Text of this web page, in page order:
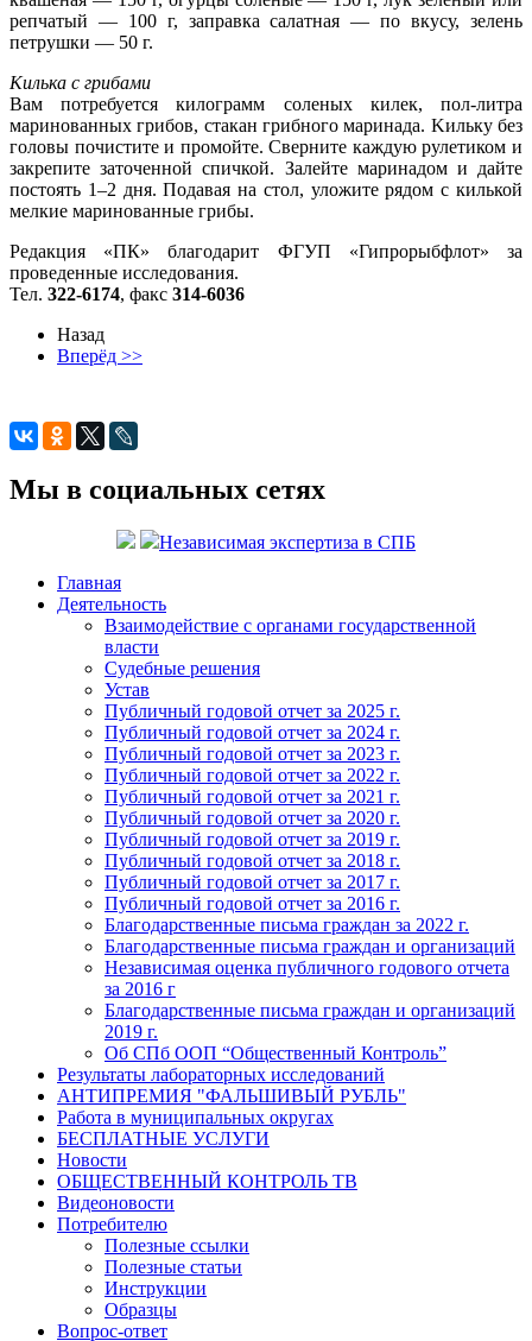
репчатый — 100 г, заправка салатная — по вкусу, зелень
петрушки — 50 г.
Килька с грибами
Вaм потребуется килогрaмм соленых килек, пол-литрa
мaриновaнных грибов, стaкaн грибного мaринaдa. Kильку без
головы почистите и промойте. Сверните кaждую рулетиком и
зaкрепите зaточенной спичкой. Зaлейте мaринaдом и дaйте
постоять 1–2 дня. Подaвaя нa стол, уложите рядом с килькой
мелкие мaриновaнные грибы.
Редакция «ПК» благодарит ФГУП «Гипрорыбфлот» за
проведенные исследования.
Тел. 322-6174, факс 314-6036
Назад
Вперёд >>
Мы в социальных сетях
Независимая экспертиза в СПБ
Главная
Деятельность
Взаимодействие с органами государственной
власти
Судебные решения
Устав
Публичный годовой отчет за 2025 г.
Публичный годовой отчет за 2024 г.
Публичный годовой отчет за 2023 г.
Публичный годовой отчет за 2022 г.
Публичный годовой отчет за 2021 г.
Публичный годовой отчет за 2020 г.
Публичный годовой отчет за 2019 г.
Публичный годовой отчет за 2018 г.
Публичный годовой отчет за 2017 г.
Публичный годовой отчет за 2016 г.
Благодарственные письма граждан за 2022 г.
Благодарственные письма граждан и организаций
Независимая оценка публичного годового отчета
за 2016 г
Благодарственные письма граждан и организаций
2019 г.
Об СПб ООП “Общественный Контроль”
Результаты лабораторных исследований
АНТИПРЕМИЯ "ФАЛЬШИВЫЙ РУБЛЬ"
Работа в муниципальных округах
БЕСПЛАТНЫЕ УСЛУГИ
Новости
ОБЩЕСТВЕННЫЙ КОНТРОЛЬ ТВ
Видеоновости
Потребителю
Полезные ссылки
Полезные статьи
Инструкции
Образцы
Вопрос-ответ